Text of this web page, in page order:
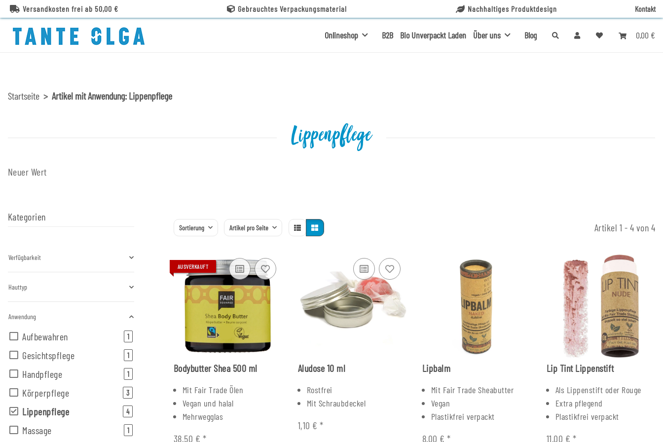
Versandkosten frei ab 50,00 € Gebrauchtes Verpackungsmaterial Nachhaltiges Produktdesign Kontakt
0,00 €
Onlineshop B2B Bio Unverpackt Laden Über uns Blog
Startseite Artikel mit Anwendung: Lippenpflege
Lippenpflege
Neuer Wert
Sortierung Artikel pro Seite Artikel 1 - 4 von 4
AUSVERKAUFT
Bodybutter Shea 500 ml
Mit Fair Trade Ölen
Vegan und halal
Mehrwegglas
38,50 € *
Aludose 10 ml
Rostfrei
Mit Schraubdeckel
1,10 €*
Lipbalm
Mit Fair Trade Sheabutter
Vegan
Plastikfrei verpackt
8,00 €*
Lip Tint Lippenstift
Als Lippenstift oder Rouge
Extra pflegend
Plastikfrei verpackt
11,00 € *
Kategorien
Verfügbarkeit
Hauttyp
Anwendung
Aufbewahren 1Artikel gefunden
Gesichtspflege 1Artikel gefunden
Handpflege 1Artikel gefunden
Körperpflege 3Artikel gefunden
Lippenpflege 4Artikel gefunden
Massage 1Artikel gefunden